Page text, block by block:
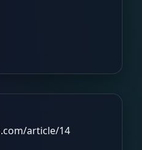
article/14